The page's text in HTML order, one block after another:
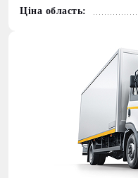
Ціна область: